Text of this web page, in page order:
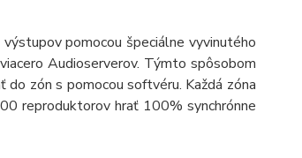
pomocou špeciálne vyvinutého
Audioserverov. Týmto spôsobom
zón s pomocou softvéru. Každá zóna
reproduktorov hrať 100% synchrónne